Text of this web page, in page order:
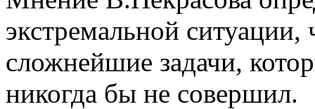
экстремальной
сложнейшие задачи,
никогда бы не совершил.